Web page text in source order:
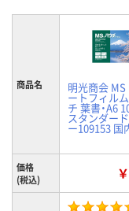
商品名 明光商会 MS
ートフィル
チ 葉書・A6
スタンダー
ー109153 国
価格
(税込)